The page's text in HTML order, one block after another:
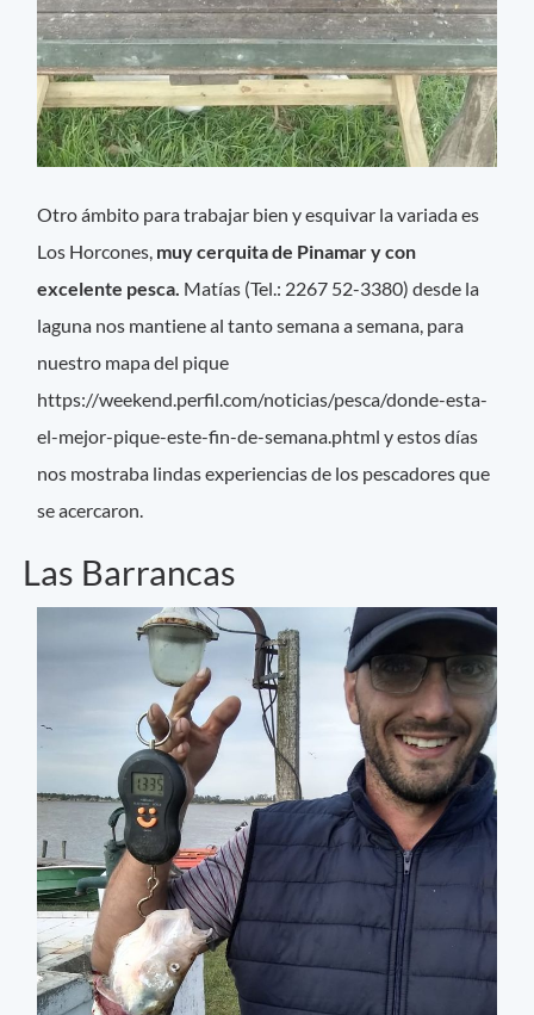
Otro ámbito para trabajar bien y esquivar la variada es
Los Horcones, muy cerquita de Pinamar y con
excelente pesca. Matías (Tel.: 2267 52-3380) desde la
laguna nos mantiene al tanto semana a semana, para
nuestro mapa del pique
https://weekend.perfil.com/noticias/pesca/donde-esta-
el-mejor-pique-este-fin-de-semana.phtml y estos días
nos mostraba lindas experiencias de los pescadores que
se acercaron.
Las Barrancas